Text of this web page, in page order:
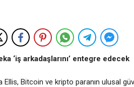
‘iş arkadaşlarını’ entegre edecek
Ellis, Bitcoin ve kripto paranın ulusal